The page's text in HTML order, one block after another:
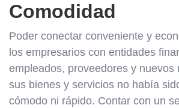
Comodidad
Poder conectar conveniente y
los empresarios con entidades
empleados, proveedores y nuevos
sus bienes y servicios no había
cómodo ni rápido. Contar con un